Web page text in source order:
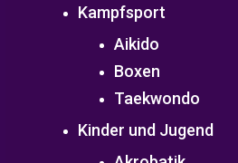
Kampfsport
Aikido
Boxen
Taekwondo
Kinder und Jugend